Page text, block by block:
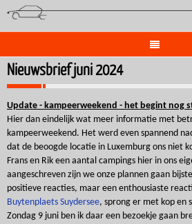
Nieuwsbrief juni 2024
Update - kampeerweekend - het begint nog
Hier dan eindelijk wat meer informatie met
kampeerweekend. Het werd even spannend
dat de beoogde locatie in Luxemburg ons niet
Frans en Rik een aantal campings hier in ons
aangeschreven zijn we onze plannen gaan
positieve reacties, maar een enthousiaste
Buytenplaets Suydersee, sprong er met kop en
Zondag 9 juni ben ik daar een bezoekje gaan